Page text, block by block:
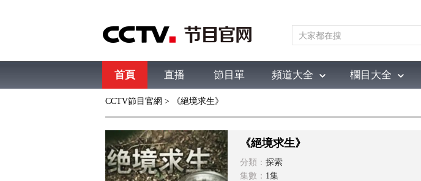
首頁 直播 節目單 頻道大全 欄目大全
綜合 新聞 財經 綜藝 中文國際
CCTV節目官網 > 《絕境求生》
《絕境求生》
分類： 探索
集數： 1集